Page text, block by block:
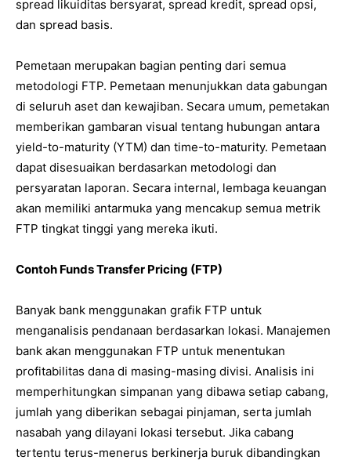
spread likuiditas bersyarat, spread kredit, spread opsi,
dan spread basis.
Pemetaan merupakan bagian penting dari semua
metodologi FTP. Pemetaan menunjukkan data gabungan
di seluruh aset dan kewajiban. Secara umum, pemetakan
memberikan gambaran visual tentang hubungan antara
yield-to-maturity (YTM) dan time-to-maturity. Pemetaan
dapat disesuaikan berdasarkan metodologi dan
persyaratan laporan. Secara internal, lembaga keuangan
akan memiliki antarmuka yang mencakup semua metrik
FTP tingkat tinggi yang mereka ikuti.
Contoh Funds Transfer Pricing (FTP)
Banyak bank menggunakan grafik FTP untuk
menganalisis pendanaan berdasarkan lokasi. Manajemen
bank akan menggunakan FTP untuk menentukan
profitabilitas dana di masing-masing divisi. Analisis ini
memperhitungkan simpanan yang dibawa setiap cabang,
jumlah yang diberikan sebagai pinjaman, serta jumlah
nasabah yang dilayani lokasi tersebut. Jika cabang
tertentu terus-menerus berkinerja buruk dibandingkan